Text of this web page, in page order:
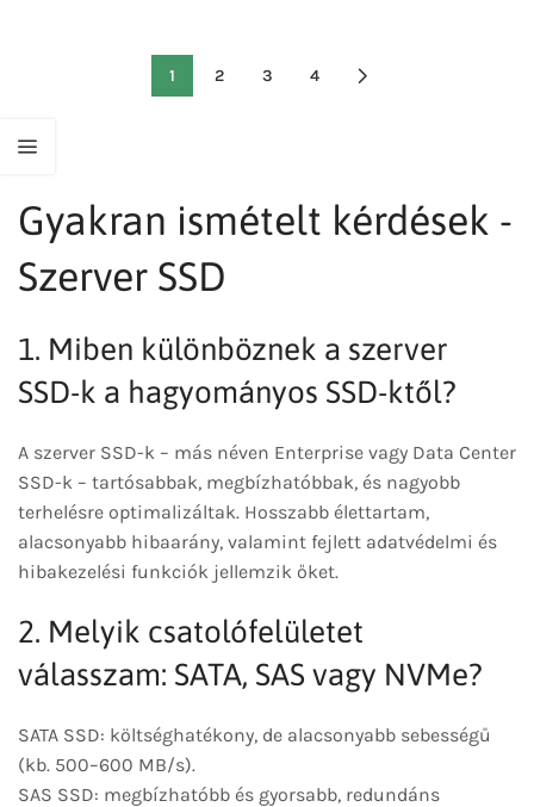
1 2 3 4
Gyakran ismételt kérdések -
Szerver SSD
1. Miben különböznek a szerver
SSD-k a hagyományos SSD-ktől?
A szerver SSD-k – más néven Enterprise vagy Data Center
SSD-k – tartósabbak, megbízhatóbbak, és nagyobb
terhelésre optimalizáltak. Hosszabb élettartam,
alacsonyabb hibaarány, valamint fejlett adatvédelmi és
hibakezelési funkciók jellemzik őket.
2. Melyik csatolófelületet
válasszam: SATA, SAS vagy NVMe?
SATA SSD: költséghatékony, de alacsonyabb sebességű
(kb. 500–600 MB/s).
SAS SSD: megbízhatóbb és gyorsabb, redundáns